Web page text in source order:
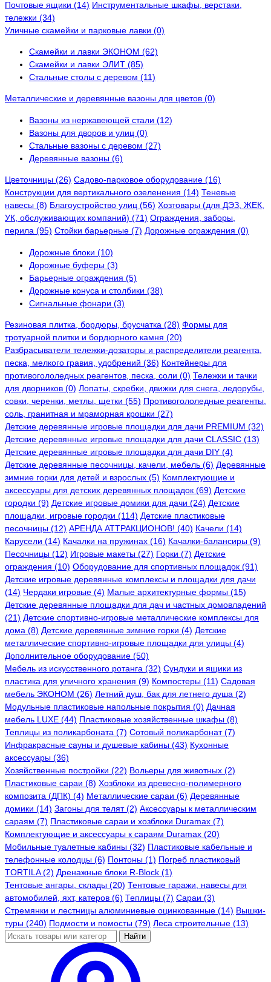
Почтовые ящики (14) Инструментальные шкафы, верстаки,
тележки (34)
Уличные скамейки и парковые лавки (0)
Скамейки и лавки ЭКОНОМ (62)
Скамейки и лавки ЭЛИТ (85)
Стальные столы с деревом (11)
Металлические и деревянные вазоны для цветов (0)
Вазоны из нержавеющей стали (12)
Вазоны для дворов и улиц (0)
Стальные вазоны с деревом (27)
Деревянные вазоны (6)
Цветочницы (26) Садово-парковое оборудование (16)
Конструкции для вертикального озеленения (14) Теневые
навесы (8) Благоустройство улиц (56) Хозтовары (для ДЭЗ, ЖЕК,
УК, обслуживающих компаний) (71) Ограждения, заборы,
перила (95) Стойки барьерные (7) Дорожные ограждения (0)
Дорожные блоки (10)
Дорожные буферы (3)
Барьерные ограждения (5)
Дорожные конуса и столбики (38)
Сигнальные фонари (3)
Резиновая плитка, бордюры, брусчатка (28) Формы для
тротуарной плитки и бордюрного камня (20)
Разбрасыватели тележки-дозаторы и распределители реагента,
песка, мелкого гравия, удобрений (36) Контейнеры для
противогололедных реагентов, песка, соли (0) Тележки и тачки
для дворников (0) Лопаты, скребки, движки для снега, ледорубы,
совки, черенки, метлы, щетки (55) Противогололедные реагенты,
соль, гранитная и мраморная крошки (27)
Детские деревянные игровые площадки для дачи PREMIUM (32)
Детские деревянные игровые площадки для дачи CLASSIC (13)
Детские деревянные игровые площадки для дачи DIY (4)
Детские деревянные песочницы, качели, мебель (6) Деревянные
зимние горки для детей и взрослых (5) Комплектующие и
аксессуары для детских деревянных площадок (69) Детские
городки (9) Детские игровые домики для дачи (24) Детские
площадки, игровые городки (114) Детские пластиковые
песочницы (12) АРЕНДА АТТРАКЦИОНОВ! (40) Качели (14)
Карусели (14) Качалки на пружинах (16) Качалки-балансиры (9)
Песочницы (12) Игровые макеты (27) Горки (7) Детские
ограждения (10) Оборудование для спортивных площадок (91)
Детские игровые деревянные комплексы и площадки для дачи
(14) Чердаки игровые (4) Малые архитектурные формы (15)
Детские деревянные площадки для дач и частных домовладений
(21) Детские спортивно-игровые металлические комплексы для
дома (8) Детские деревянные зимние горки (4) Детские
металлические спортивно-игровые площадки для улицы (4)
Дополнительное оборудование (50)
Мебель из искусственного ротанга (32) Сундуки и ящики из
пластика для уличного хранения (9) Компостеры (11) Садовая
мебель ЭКОНОМ (26) Летний душ, бак для летнего душа (2)
Модульные пластиковые напольные покрытия (0) Дачная
мебель LUXE (44) Пластиковые хозяйственные шкафы (8)
Теплицы из поликарбоната (7) Сотовый поликарбонат (7)
Инфракрасные сауны и душевые кабины (43) Кухонные
аксессуары (36)
Хозяйственные постройки (22) Вольеры для животных (2)
Пластиковые сараи (8) Хозблоки из древесно-полимерного
композита (ДПК) (4) Металлические сараи (6) Деревянные
домики (14) Загоны для телят (2) Аксессуары к металлическим
сараям (7) Пластиковые сараи и хозблоки Duramax (7)
Комплектующие и аксессуары к сараям Duramax (20)
Мобильные туалетные кабины (32) Пластиковые кабельные и
телефонные колодцы (6) Понтоны (1) Погреб пластиковый
TORTILA (2) Дренажные блоки R-Block (1)
Тентовые ангары, склады (20) Тентовые гаражи, навесы для
автомобилей, яхт, катеров (6) Теплицы (7) Сараи (3)
Стремянки и лестницы алюминиевые оцинкованные (14) Вышки-
туры (240) Подмости и помосты (79) Леса строительные (13)
Найти